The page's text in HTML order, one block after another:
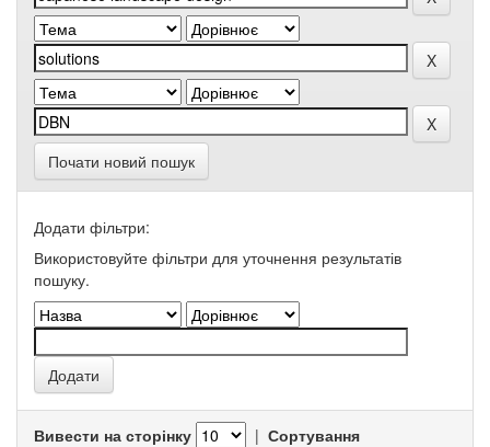
Почати новий пошук
Додати фільтри:
Використовуйте фільтри для уточнення результатів
пошуку.
Вивести на сторінку | Сортування